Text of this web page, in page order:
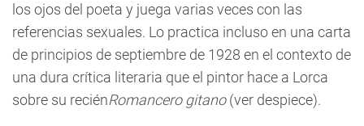
los ojos del poeta y juega varias veces con las
referencias sexuales. Lo practica incluso en una carta
de principios de septiembre de 1928 en el contexto de
una dura crítica literaria que el pintor hace a Lorca
sobre su reciénRomancero gitano(ver despiece).